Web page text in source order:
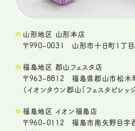
山形地区 山形本店
〒990-0031 山形市十日町1丁目
福島地区 郡山フェスタ店
〒963-8812 福島県郡山市松木
（イオンタウン郡山「フェスタビレッジ
福島地区 イオン福島店
〒960-0112 福島市南矢野目字